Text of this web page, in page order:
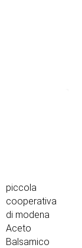
piccola
cooperativa
di modena
Aceto
Balsamico